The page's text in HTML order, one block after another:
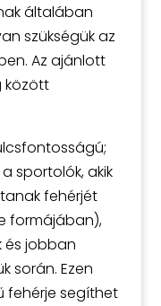
általában
szükségük az
Az ajánlott
között
sportolók, akik
fehérjét
formájában),
jobban
során. Ezen
fehérje segíthet